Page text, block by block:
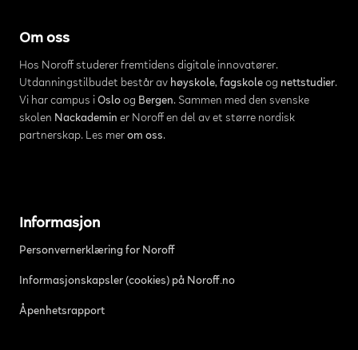
Om oss
Hos Noroff studerer fremtidens digitale innovatører.
Utdanningstilbudet består av høyskole, fagskoleog nettstudier.
Vi har campus i Osloog Bergen. Sammen med den svenske
skolen Nackademin er Noroff en del av et større nordisk
partnerskap. Les mer om oss.
Informasjon
Personvernerklæring for Noroff
Informasjonskapsler (cookies) på Noroff.no
Åpenhetsrapport